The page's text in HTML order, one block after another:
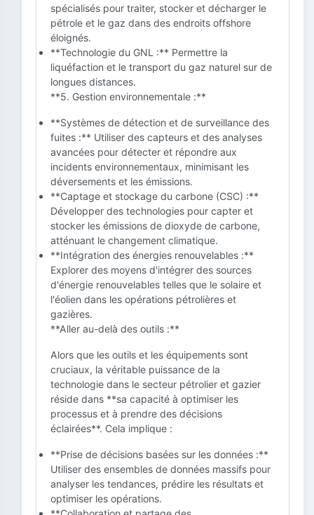
spécialisés pour traiter, stocker et décharger le
pétrole et le gaz dans des endroits offshore
éloignés.
**Technologie du GNL :** Permettre la
liquéfaction et le transport du gaz naturel sur de
longues distances.
**5. Gestion environnementale :**
**Systèmes de détection et de surveillance des
fuites :** Utiliser des capteurs et des analyses
avancées pour détecter et répondre aux
incidents environnementaux, minimisant les
déversements et les émissions.
**Captage et stockage du carbone (CSC) :**
Développer des technologies pour capter et
stocker les émissions de dioxyde de carbone,
atténuant le changement climatique.
**Intégration des énergies renouvelables :**
Explorer des moyens d'intégrer des sources
d'énergie renouvelables telles que le solaire et
l'éolien dans les opérations pétrolières et
gazières.
**Aller au-delà des outils :**
Alors que les outils et les équipements sont
cruciaux, la véritable puissance de la
technologie dans le secteur pétrolier et gazier
réside dans **sa capacité à optimiser les
processus et à prendre des décisions
éclairées**. Cela implique :
**Prise de décisions basées sur les données :**
Utiliser des ensembles de données massifs pour
analyser les tendances, prédire les résultats et
optimiser les opérations.